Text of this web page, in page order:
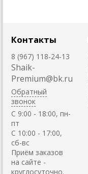
Контакты
8 (967) 118-24-13
Shaik-
Premium@bk.ru
Обратный
звонок
C 9:00 - 18:00, пн-
пт
С 10:00 - 17:00,
сб-вс
Приём заказов
на сайте -
круглосуточно.